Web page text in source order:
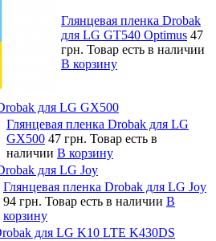
Глянцевая пленка Drobak
для LG GT540 Optimus 47
грн. Товар есть в наличии
В корзину
для LG GX500
Глянцевая пленка Drobak для LG
GX500 47 грн. Товар есть в
наличии В корзину
для LG Joy
Глянцевая пленка Drobak для LG Joy
94 грн. Товар есть в наличии В
корзину
для LG K10 LTE K430DS